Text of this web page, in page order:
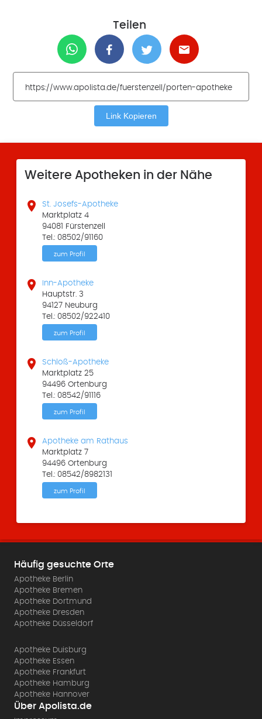
Teilen
Link Kopieren
Weitere Apotheken in der Nähe

St. Josefs-Apotheke
Marktplatz 4
94081 Fürstenzell
Tel.: 08502/91160
zum Profil

Inn-Apotheke
Hauptstr. 3
94127 Neuburg
Tel.: 08502/922410
zum Profil

Schloß-Apotheke
Marktplatz 25
94496 Ortenburg
Tel.: 08542/91116
zum Profil

Apotheke am Rathaus
Marktplatz 7
94496 Ortenburg
Tel.: 08542/8982131
zum Profil
Häufig gesuchte Orte
Apotheke Berlin
Apotheke Bremen
Apotheke Dortmund
Apotheke Dresden
Apotheke Düsseldorf
Apotheke Duisburg
Apotheke Essen
Apotheke Frankfurt
Apotheke Hamburg
Apotheke Hannover
Über Apolista.de